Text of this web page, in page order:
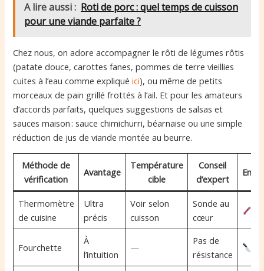
A lire aussi : Roti de porc : quel temps de cuisson
pour une viande parfaite ?
Chez nous, on adore accompagner le rôti de légumes rôtis
(patate douce, carottes fanes, pommes de terre vieillies
cuites à l’eau comme expliquéici), ou même de petits
morceaux de pain grillé frottés à l’ail. Et pour les amateurs
d’accords parfaits, quelques suggestions de salsas et
sauces maison : sauce chimichurri, béarnaise ou une simple
réduction de jus de viande montée au beurre.
Méthode de
vérification
Avantage
Température
cible
Conseil
d’expert
Emoji
Thermomètre
de cuisine
Ultra
précis
Voir selon
cuisson
Sonde au
cœur
Fourchette
À
l’intuition
—
Pas de
résistance